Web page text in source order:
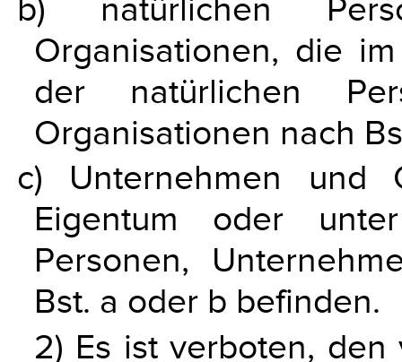
b) natürlichen
Organisationen, die
der natürlichen
Organisationen nach
c) Unternehmen und
Eigentum oder
Personen,
Bst. a oder b befinden.
2) Es ist verboten,